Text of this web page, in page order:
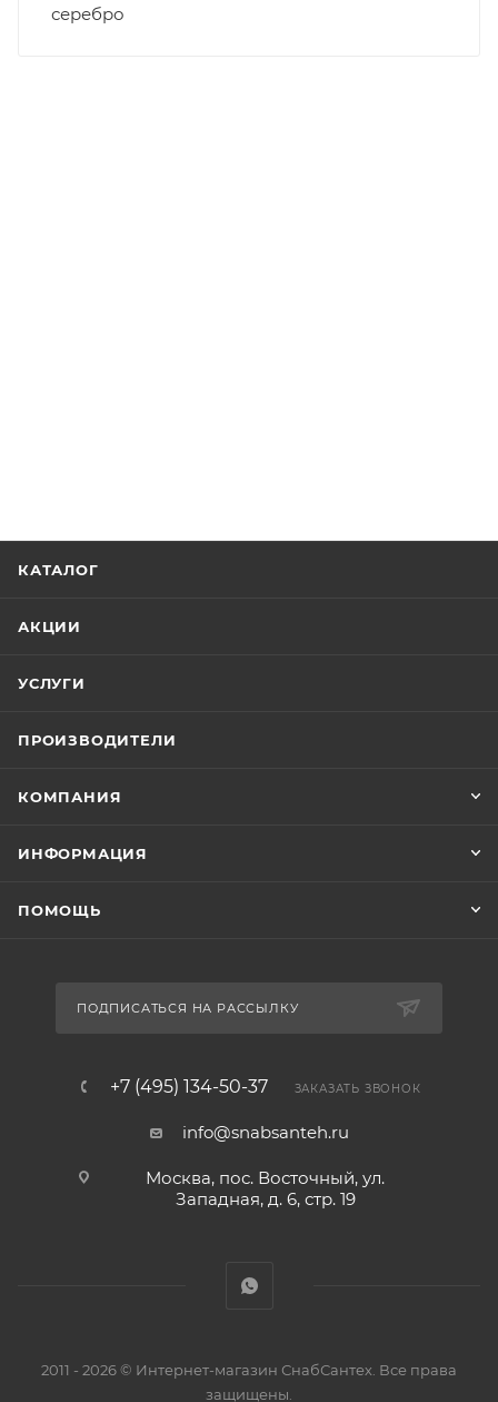
серебро
КАТАЛОГ
АКЦИИ
УСЛУГИ
ПРОИЗВОДИТЕЛИ
КОМПАНИЯ
ИНФОРМАЦИЯ
ПОМОЩЬ
ПОДПИСАТЬСЯ НА РАССЫЛКУ
+7 (495) 134-50-37 ЗАКАЗАТЬ ЗВОНОК
info@snabsanteh.ru
Москва, пос. Восточный, ул.
Западная, д. 6, стр. 19
2011 - 2026 © Интернет-магазин СнабСантех. Все права
защищены.